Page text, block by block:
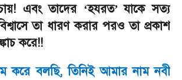
এবং তাদের ‘হযরত’ যাকে সত্য
তা ধারণ করার পরও তা প্রকাশ
করে!!
করে বলছি,তিনিই আমার নাম নবী